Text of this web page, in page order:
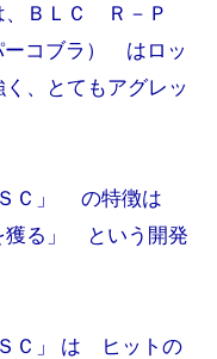
ＢＬＣ Ｒ－Ｐ
コブラ） はロッ
、とてもアグレッ
ＳＣ」 の特徴は
獲る」 という開発
Ｃ」 は ヒットの